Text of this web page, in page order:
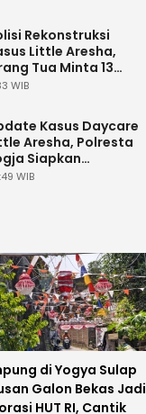
Rekonstruksi
Little Aresha,
Tua Minta 13
Dihukum
WIB
Kasus Daycare
Aresha, Polresta
Siapkan
13
WIB
di Yogya Sulap
Galon Bekas Jadi
HUT RI, Cantik